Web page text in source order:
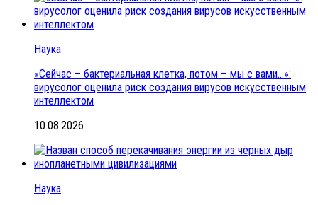
Наука
«Сейчас – бактериальная клетка, потом – мы с вами…»:
вирусолог оценила риск создания вирусов искусственным
интеллектом
10.08.2026
Наука